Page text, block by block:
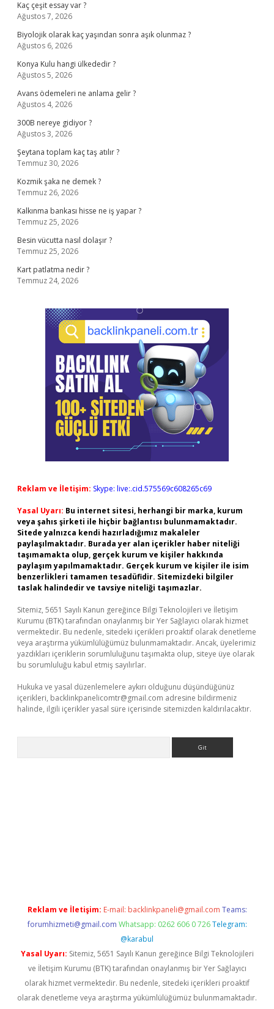
Kaç çeşit essay var ?
Ağustos 7, 2026
Biyolojik olarak kaç yaşından sonra aşık olunmaz ?
Ağustos 6, 2026
Konya Kulu hangi ülkededir ?
Ağustos 5, 2026
Avans ödemeleri ne anlama gelir ?
Ağustos 4, 2026
300B nereye gidiyor ?
Ağustos 3, 2026
Şeytana toplam kaç taş atılır ?
Temmuz 30, 2026
Kozmik şaka ne demek ?
Temmuz 26, 2026
Kalkınma bankası hisse ne iş yapar ?
Temmuz 25, 2026
Besin vücutta nasıl dolaşır ?
Temmuz 25, 2026
Kart patlatma nedir ?
Temmuz 24, 2026
Reklam ve İletişim: Skype: live:.cid.575569c608265c69
Yasal Uyarı: Bu internet sitesi, herhangi bir marka, kurum
veya şahıs şirketi ile hiçbir bağlantısı bulunmamaktadır.
Sitede yalnızca kendi hazırladığımız makaleler
paylaşılmaktadır. Burada yer alan içerikler haber niteliği
taşımamakta olup, gerçek kurum ve kişiler hakkında
paylaşım yapılmamaktadır. Gerçek kurum ve kişiler ile isim
benzerlikleri tamamen tesadüfidir. Sitemizdeki bilgiler
taslak halindedir ve tavsiye niteliği taşımazlar.
Sitemiz, 5651 Sayılı Kanun gereğince Bilgi Teknolojileri ve İletişim
Kurumu (BTK) tarafından onaylanmış bir Yer Sağlayıcı olarak hizmet
vermektedir. Bu nedenle, sitedeki içerikleri proaktif olarak denetleme
veya araştırma yükümlülüğümüz bulunmamaktadır. Ancak, üyelerimiz
yazdıkları içeriklerin sorumluluğunu taşımakta olup, siteye üye olarak
bu sorumluluğu kabul etmiş sayılırlar.
Hukuka ve yasal düzenlemelere aykırı olduğunu düşündüğünüz
içerikleri, backlinkpanelicomtr@gmail.com adresine bildirmeniz
halinde, ilgili içerikler yasal süre içerisinde sitemizden kaldırılacaktır.
Reklam ve İletişim: E-mail: backlinkpaneli@gmail.com Teams:
forumhizmeti@gmail.com Whatsapp: 0262 606 0 726 Telegram:
@karabul
Yasal Uyarı: Sitemiz, 5651 Sayılı Kanun gereğince Bilgi Teknolojileri
ve İletişim Kurumu (BTK) tarafından onaylanmış bir Yer Sağlayıcı
olarak hizmet vermektedir. Bu nedenle, sitedeki içerikleri proaktif
olarak denetleme veya araştırma yükümlülüğümüz bulunmamaktadır.